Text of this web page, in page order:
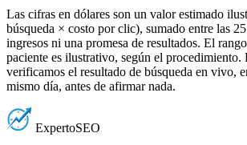
Las cifras en dólares son un valor estimado
búsqueda × costo por clic), sumado entre las
ingresos ni una promesa de resultados. El
paciente es ilustrativo, según el procedimiento.
verificamos el resultado de búsqueda en vivo,
mismo día, antes de afirmar nada.
ExpertoSEO